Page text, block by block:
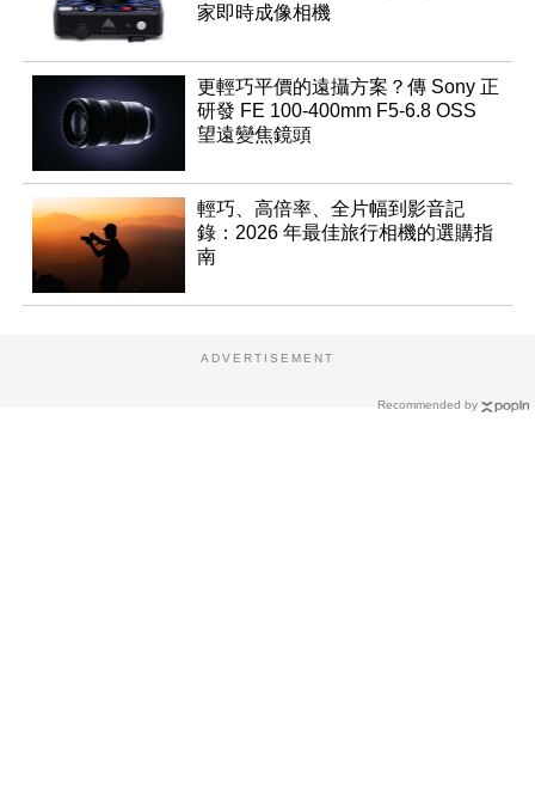
家即時成像相機
更輕巧平價的遠攝方案？傳 Sony 正
研發 FE 100-400mm F5-6.8 OSS
望遠變焦鏡頭
輕巧、高倍率、全片幅到影音記
錄：2026 年最佳旅行相機的選購指
南
Recommended by
ADVERTISEMENT